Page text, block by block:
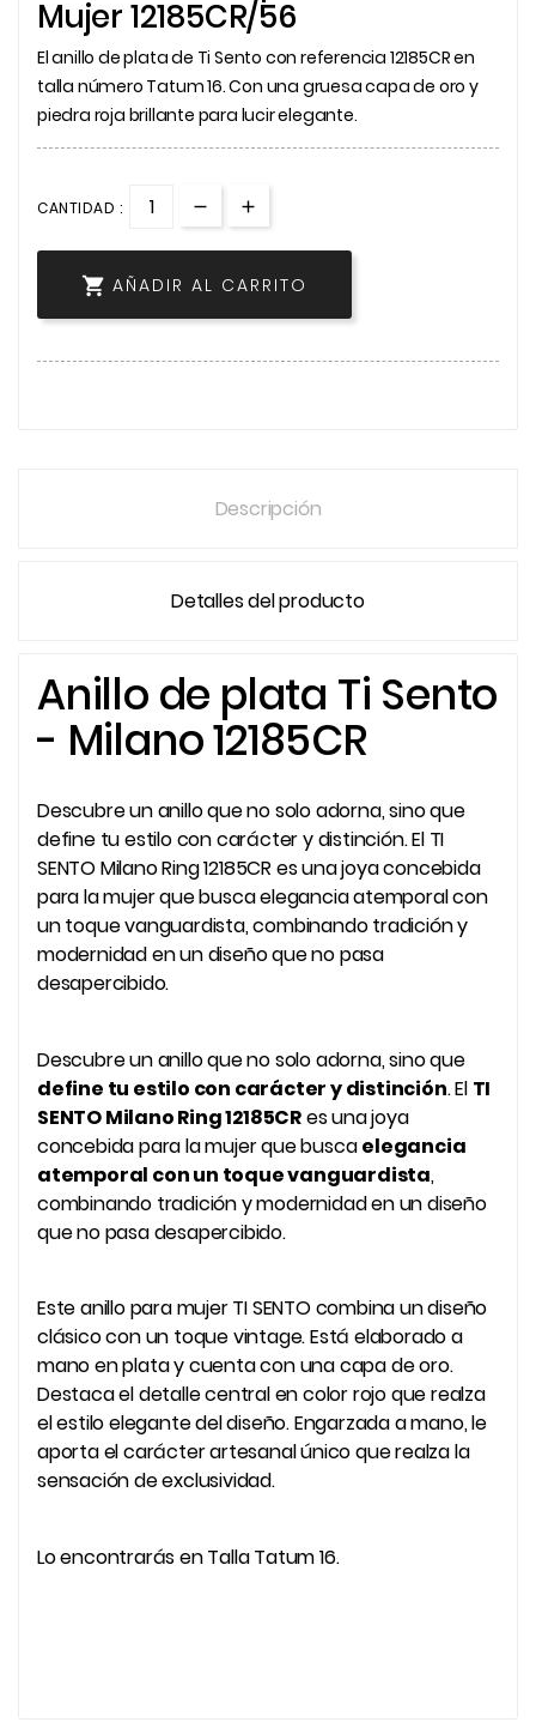
Mujer 12185CR/56
El anillo de plata de Ti Sento con referencia 12185CR en
talla número Tatum 16. Con una gruesa capa de oro y
piedra roja brillante para lucir elegante.
CANTIDAD :
 AÑADIR AL CARRITO
Descripción
Detalles del producto
Anillo de plata Ti Sento
- Milano 12185CR
Descubre un anillo que no solo adorna, sino que
define tu estilo con carácter y distinción. El TI
SENTO Milano Ring 12185CR es una joya concebida
para la mujer que busca elegancia atemporal con
un toque vanguardista, combinando tradición y
modernidad en un diseño que no pasa
desapercibido.
Descubre un anillo que no solo adorna, sino que
define tu estilo con carácter y distinción. El TI
SENTO Milano Ring 12185CRes una joya
concebida para la mujer que buscaelegancia
atemporal con un toque vanguardista,
combinando tradición y modernidad en un diseño
que no pasa desapercibido.
Este anillo para mujer TI SENTO combina un diseño
clásico con un toque vintage. Está elaborado a
mano en plata y cuenta con una capa de oro.
Destaca el detalle central en color rojo que realza
el estilo elegante del diseño. Engarzada a mano, le
aporta el carácter artesanal único que realza la
sensación de exclusividad.
Lo encontrarás en Talla Tatum 16.